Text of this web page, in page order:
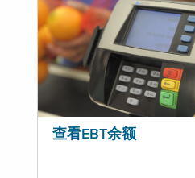
查看EBT余额